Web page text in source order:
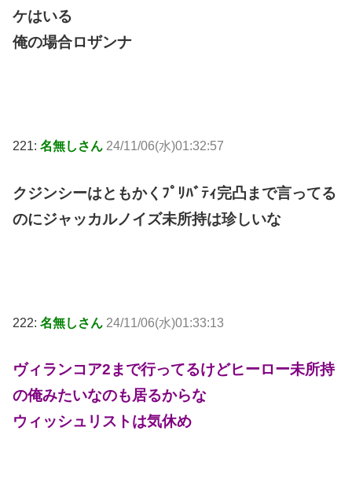
ケはいる
俺の場合ロザンナ
221: 名無しさん 24/11/06(水)01:32:57
クジンシーはともかくﾌﾟﾘﾊﾞﾃｨ完凸まで言ってる
のにジャッカルノイズ未所持は珍しいな
222: 名無しさん 24/11/06(水)01:33:13
ヴィランコア2まで行ってるけどヒーロー未所持
の俺みたいなのも居るからな
ウィッシュリストは気休め